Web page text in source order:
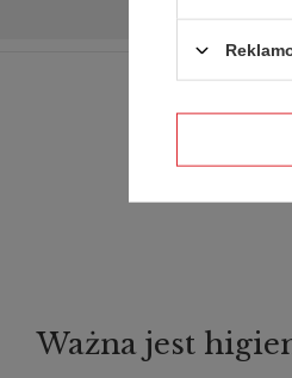
Ważna jest